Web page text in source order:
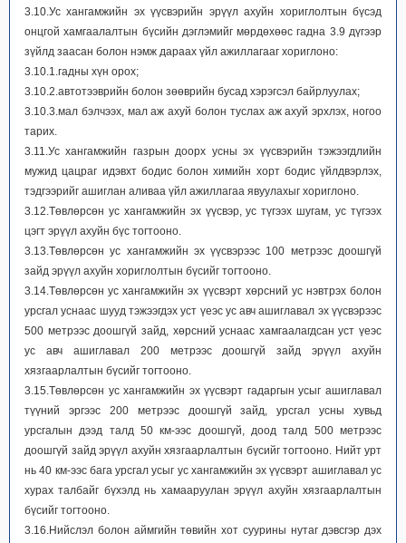
3.10.Ус хангамжийн эх үүсвэрийн эрүүл ахуйн хориглолтын бүсэд
онцгой хамгаалалтын бүсийн дэглэмийг мөрдөхөөс гадна 3.9 дүгээр
зүйлд заасан болон нэмж дараах үйл ажиллагааг хориглоно:
3.10.1.гадны хүн орох;
3.10.2.автотээврийн болон зөөврийн бусад хэрэгсэл байрлуулах;
3.10.3.мал бэлчээх, мал аж ахуй болон туслах аж ахуй эрхлэх, ногоо
тарих.
3.11.Ус хангамжийн газрын доорх усны эх үүсвэрийн тэжээгдлийн
мужид цацраг идэвхт бодис болон химийн хорт бодис үйлдвэрлэх,
тэдгээрийг ашиглан аливаа үйл ажиллагаа явуулахыг хориглоно.
3.12.Төвлөрсөн ус хангамжийн эх үүсвэр, ус түгээх шугам, ус түгээх
цэгт эрүүл ахуйн бүс тогтооно.
3.13.Төвлөрсөн ус хангамжийн эх үүсвэрээс 100 метрээс доошгүй
зайд эрүүл ахуйн хориглолтын бүсийг тогтооно.
3.14.Төвлөрсөн ус хангамжийн эх үүсвэрт хөрсний ус нэвтрэх болон
урсгал уснаас шууд тэжээгдэх уст үеэс ус авч ашиглавал эх үүсвэрээс
500 метрээс доошгүй зайд, хөрсний уснаас хамгаалагдсан уст үеэс
ус авч ашиглавал 200 метрээс доошгүй зайд эрүүл ахуйн
хязгаарлалтын бүсийг тогтооно.
3.15.Төвлөрсөн ус хангамжийн эх үүсвэрт гадаргын усыг ашиглавал
түүний эргээс 200 метрээс доошгүй зайд, урсгал усны хувьд
урсгалын дээд талд 50 км-ээс доошгүй, доод талд 500 метрээс
доошгүй зайд эрүүл ахуйн хязгаарлалтын бүсийг тогтооно. Нийт урт
нь 40 км-ээс бага урсгал усыг ус хангамжийн эх үүсвэрт ашиглавал ус
хурах талбайг бүхэлд нь хамааруулан эрүүл ахуйн хязгаарлалтын
бүсийг тогтооно.
3.16.Нийслэл болон аймгийн төвийн хот суурины нутаг дэвсгэр дэх